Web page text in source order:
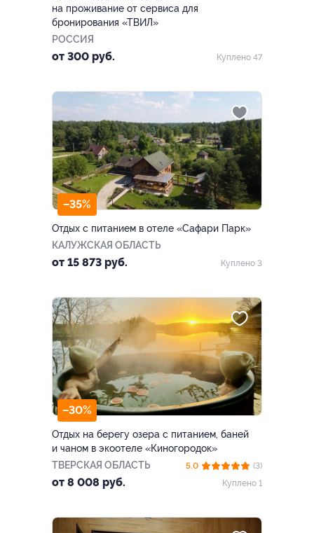
на проживание от сервиса для
бронирования «ТВИЛ»
РОССИЯ
от 300 руб. Куплено 47
–35%
Отдых с питанием в отеле «Сафари Парк»
КАЛУЖСКАЯ ОБЛАСТЬ
от 15 873 руб. Куплено 3
–30%
Отдых на берегу озера с питанием, баней
и чаном в экоотеле «Киногородок»
ТВЕРСКАЯ ОБЛАСТЬ
от 8 008 руб.
5.0
(3)
Куплено 1